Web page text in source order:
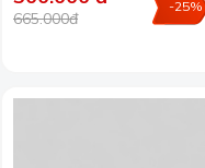
665.000đ
-25%